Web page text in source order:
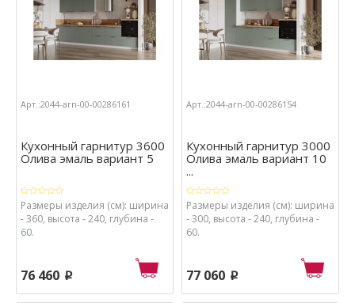
Арт.:2044-arn-00-00286161
Кухонный гарнитур 3600
Олива эмаль вариант 5
Размеры изделия (см): ширина
- 360, высота - 240, глубина -
60.
76 460 p
Арт.:2044-arn-00-00286154
Кухонный гарнитур 3000
Олива эмаль вариант 10
...
Размеры изделия (см): ширина
- 300, высота - 240, глубина -
60.
77 060 p